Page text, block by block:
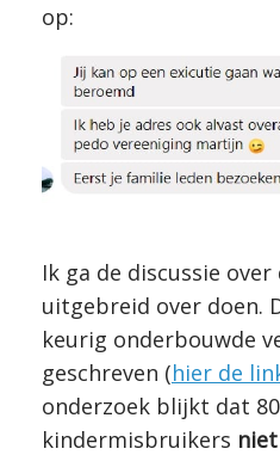
op:
Ik ga de discussie
uitgebreid over doen.
keurig onderbouwde
geschreven (hier de
onderzoek blijkt dat
kindermisbruikers